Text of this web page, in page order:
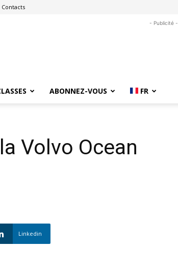
Contacts
- Publicité -
ABONNEZ-VOUS FR
Volvo Ocean
Linkedin